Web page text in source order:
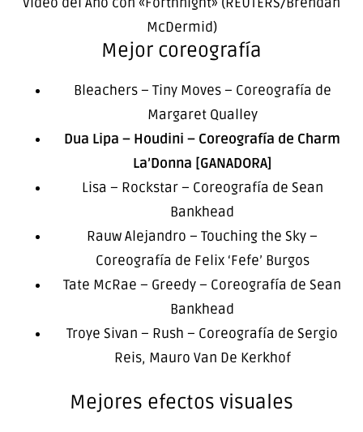
McDermid)
Mejor coreografía
Bleachers – Tiny Moves – Coreografía de
Margaret Qualley
Dua Lipa – Houdini – Coreografía de Charm
La’Donna [GANADORA]
Lisa – Rockstar – Coreografía de Sean
Bankhead
Rauw Alejandro – Touching the Sky –
Coreografía de Felix ‘Fefe’ Burgos
Tate McRae – Greedy – Coreografía de Sean
Bankhead
Troye Sivan – Rush – Coreografía de Sergio
Reis, Mauro Van De Kerkhof
Mejores efectos visuales